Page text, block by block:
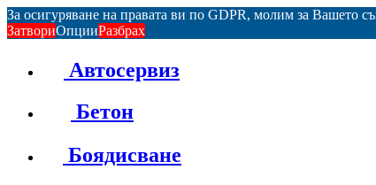
За осигуряване на правата ви по GDPR, молим за Вашето
ЗатвориОпцииРазбрах
Автосервиз
Бетон
Боядисване